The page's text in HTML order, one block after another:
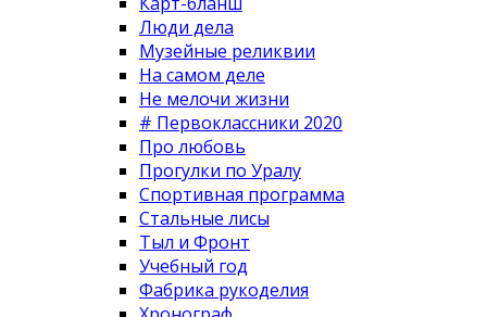
Люди дела
Музейные реликвии
На самом деле
Не мелочи жизни
# Первоклассники 2020
Про любовь
Прогулки по Уралу
Спортивная программа
Стальные лисы
Тыл и Фронт
Учебный год
Фабрика рукоделия